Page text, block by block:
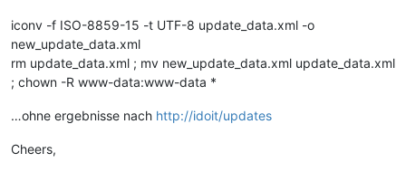
iconv -f ISO-8859-15 -t UTF-8 update_data.xml -o
new_update_data.xml
rm update_data.xml ; mv new_update_data.xml update_data.xml
; chown -R www-data:www-data *
…ohne ergebnisse nach http://idoit/updates
Cheers,